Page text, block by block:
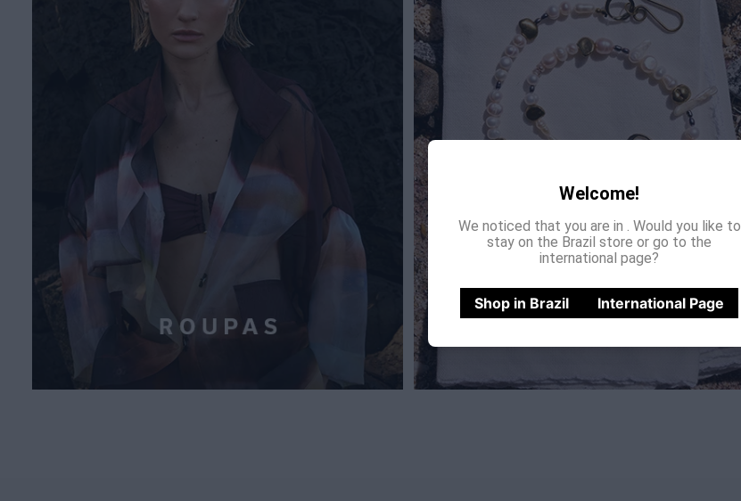
Welcome!
We noticed that you are in
. Would you like to
stay on the Brazil store or go to the
international page?
Shop in Brazil International Page